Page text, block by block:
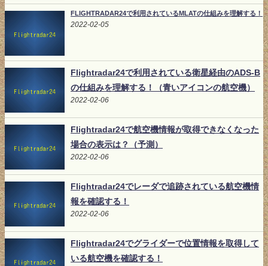
FLIGHTRADAR24で利用されているMLATの仕組みを理解する！
2022-02-05
Flightradar24で利用されている衛星経由のADS-B
の仕組みを理解する！（青いアイコンの航空機）
2022-02-06
Flightradar24で航空機情報が取得できなくなった
場合の表示は？（予測）
2022-02-06
Flightradar24でレーダで追跡されている航空機情
報を確認する！
2022-02-06
Flightradar24でグライダーで位置情報を取得して
いる航空機を確認する！